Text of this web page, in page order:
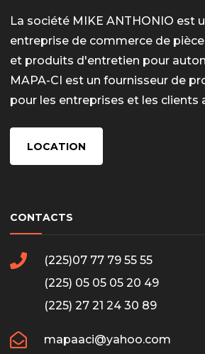
La société MIKE ANTHONIO est
entreprise de commerce de
et produits d'entretien pour
MAPA-CI est un fournisseur de
pour les entreprises et les clients
LOCATION
CONTACTS
(225)07 77 79 55 55
(225) 05 05 05 20 49
(225) 27 21 24 30 89
mapaaci@yahoo.com